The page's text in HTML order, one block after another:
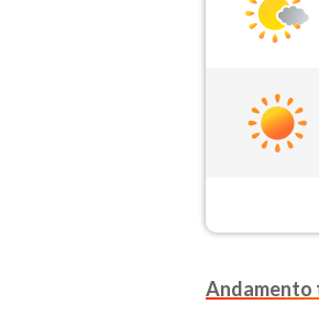
Andamento